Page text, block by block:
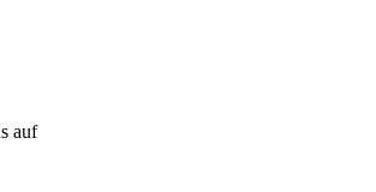
auf